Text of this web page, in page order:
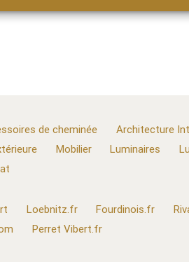
de cheminée
Architecture
Mobilier Luminaires
Loebnitz.fr Fourdinois.fr
Perret Vibert.fr